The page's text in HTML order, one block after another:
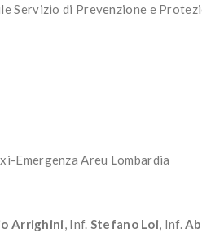
Servizio di Prevenzione e
Emergenza Areu Lombardia
Arrighini, Inf. Stefano Loi, Inf.